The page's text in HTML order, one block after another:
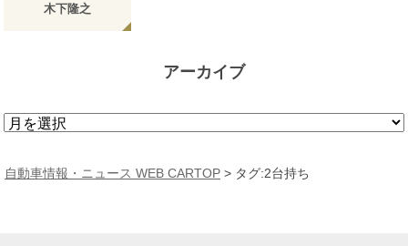
木下隆之
アーカイブ
ア
カ
自動車情報・ニュース WEB CARTOP > タグ:2台持ち